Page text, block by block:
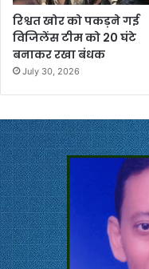
रिश्वत खोर को पकड़ने गई
विजिलेंस टीम को 20 घंटे
बनाकर रखा बंधक
July 30, 2026